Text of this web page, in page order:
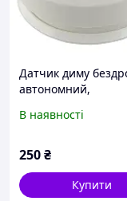
Датчик диму
автономний,
сигналізація 85дБ
В наявності
250₴
Купити